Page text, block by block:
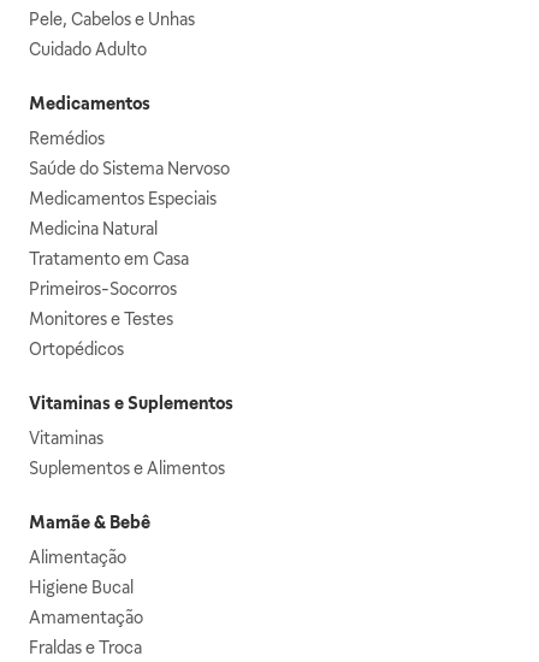
Pele, Cabelos e Unhas
Cuidado Adulto
Medicamentos
Remédios
Saúde do Sistema Nervoso
Medicamentos Especiais
Medicina Natural
Tratamento em Casa
Primeiros-Socorros
Monitores e Testes
Ortopédicos
Vitaminas e Suplementos
Vitaminas
Suplementos e Alimentos
Mamãe & Bebê
Alimentação
Higiene Bucal
Amamentação
Fraldas e Troca